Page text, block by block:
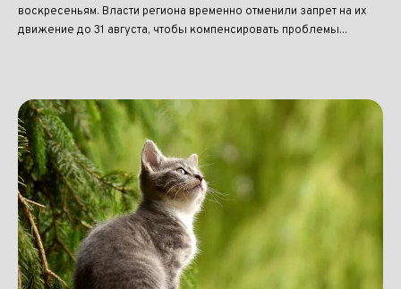
воскресеньям. Власти региона временно отменили запрет на их
движение до 31 августа, чтобы компенсировать проблемы...